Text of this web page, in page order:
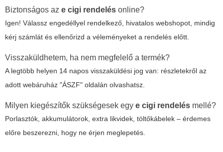
Biztonságos az e cigi rendelés online?
Igen! Válassz engedéllyel rendelkező, hivatalos webshopot, mindig
kérj számlát és ellenőrizd a véleményeket a rendelés előtt.
Visszaküldhetem, ha nem megfelelő a termék?
A legtöbb helyen 14 napos visszaküldési jog van: részletekről az
adott webáruház "ÁSZF" oldalán olvashatsz.
Milyen kiegészítők szükségesek egy e cigi rendelés mellé?
Porlasztók, akkumulátorok, extra likvidek, töltőkábelek – érdemes
előre beszerezni, hogy ne érjen meglepetés.